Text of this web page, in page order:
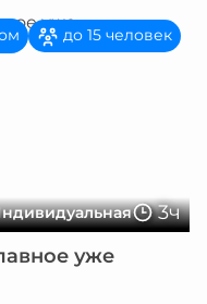
3ч
до 15 человек
уже